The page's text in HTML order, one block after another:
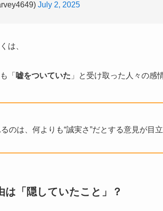
July 2, 2025
は、
「 嘘をついていた 」と受け取った人々の感
のは、何よりも“誠実さ”だとする意見が目立
は「隠していたこと」？